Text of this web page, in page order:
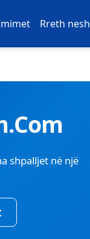
Rreth nesh
shpalljet në një